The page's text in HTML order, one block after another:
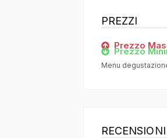
PREZZI
Prezzo
Prezzo
Menu